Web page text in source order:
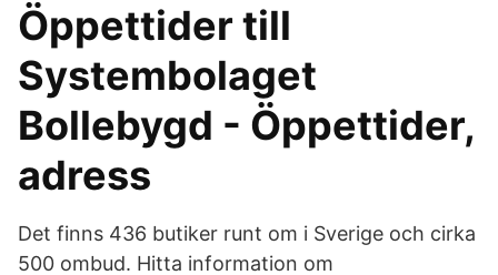
Öppettider till
Systembolaget
Bollebygd - Öppettider,
adress
Det finns 436 butiker runt om i Sverige och cirka
500 ombud. Hitta information om